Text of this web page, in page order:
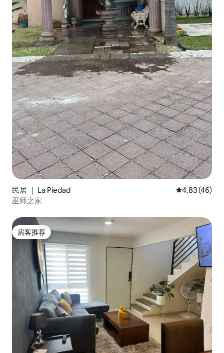
民居 ｜ La Piedad 平均评分
4.83 (46)
巫师之家
房客推荐
房客推荐